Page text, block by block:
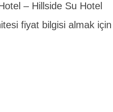
– Hillside Su Hotel
fiyat bilgisi almak için